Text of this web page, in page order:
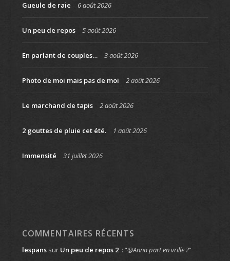
Gueule de raie 6 août 2026
Un peu de repos 5 août 2026
En parlant de couples… 3 août 2026
Photo de moi mais pas de moi 2 août 2026
Le marchand de tapis 2 août 2026
2 gouttes de pluie cet été. 1 août 2026
Immensité 31 juillet 2026
COMMENTAIRES RÉCENTS
lespanssur Un peu de repos 2 : “@Anna part en vrille ?”